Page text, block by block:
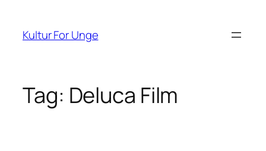
indhold
Kultur For Unge
Tag: Deluca Film